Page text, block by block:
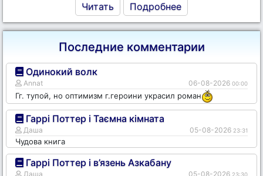
Читать Подробнее
Последние комментарии
Одинокий волк
Annat 06-08-2026 00:00
Гг. тупой, но оптимизм г.героини украсил роман
Гаррі Поттер і Таємна кімната
Даша 05-08-2026 23:31
Чудова книга
Гаррі Поттер і в’язень Азкабану
Даша 05-08-2026 23:30